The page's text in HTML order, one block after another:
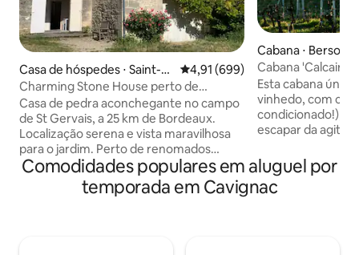
Casa de hóspedes ⋅ Saint-G
ervais
4,91 de uma avaliação média de
4,91 (699)
Charming Stone House perto de
Bordeaux
Casa de pedra aconchegante no campo
de St Gervais, a 25 km de Bordeaux.
Localização serena e vista maravilhosa
para o jardim. Perto de renomados
vinhedos, praias de Bordeaux, St Emilion,
Blaye e Oceano Atlântico. Perfeito para
férias ou viagens de negócios. 6 minutos
Cabana ⋅ Berson
Cabana 'Calcaire'
condicionado
Esta cabana
vinhedo, com
condicionado!), é
escapar da
refúgio privativo
ao lado das
oliveiras jovens
Comodidades populares em aluguel por
temporada em Cavignac